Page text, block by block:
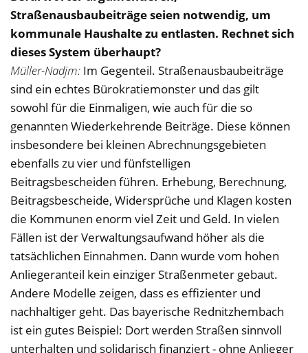
Straßenausbaubeiträge seien notwendig, um
kommunale Haushalte zu entlasten. Rechnet sich
dieses System überhaupt?
Müller-Nadjm: Im Gegenteil. Straßenausbaubeiträge
sind ein echtes Bürokratiemonster und das gilt
sowohl für die Einmaligen, wie auch für die so
genannten Wiederkehrende Beiträge. Diese können
insbesondere bei kleinen Abrechnungsgebieten
ebenfalls zu vier und fünfstelligen
Beitragsbescheiden führen. Erhebung, Berechnung,
Beitragsbescheide, Widersprüche und Klagen kosten
die Kommunen enorm viel Zeit und Geld. In vielen
Fällen ist der Verwaltungsaufwand höher als die
tatsächlichen Einnahmen. Dann wurde vom hohen
Anliegeranteil kein einziger Straßenmeter gebaut.
Andere Modelle zeigen, dass es effizienter und
nachhaltiger geht. Das bayerische Rednitzhembach
ist ein gutes Beispiel: Dort werden Straßen sinnvoll
unterhalten und solidarisch finanziert - ohne Anlieger